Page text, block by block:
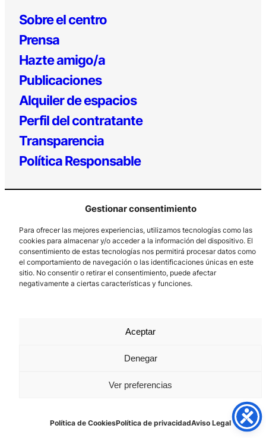
Gestionar consentimiento
Para ofrecer las mejores experiencias, utilizamos tecnologías como las
cookies para almacenar y/o acceder a la información del dispositivo. El
consentimiento de estas tecnologías nos permitirá procesar datos como
el comportamiento de navegación o las identificaciones únicas en este
sitio. No consentir o retirar el consentimiento, puede afectar
negativamente a ciertas características y funciones.
Aceptar
Denegar
Ver preferencias
Política de CookiesPolítica de privacidadAviso Legal
Sobre el centro
Prensa
Hazte amigo/a
Publicaciones
Alquiler de espacios
Perfil del contratante
Transparencia
Política Responsable
Los Prados, 121 – 33203 Gijón
985 185 577 – info@laboralcentrodearte.org